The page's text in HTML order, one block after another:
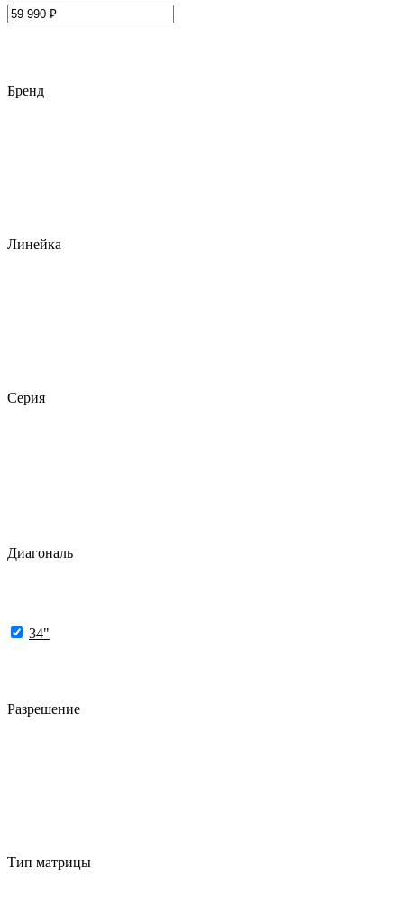
Бренд
Линейка
Серия
Диагональ
34"
Разрешение
Тип матрицы